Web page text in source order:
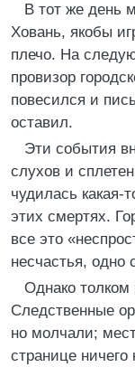
В тот же день
Ховань, якобы
плечо. На
провизор
повесился и
оставил.
Эти события
слухов и
чудилась
этих смертях.
все это
несчастья, одно
Однако толком
Следственные
но молчали;
странице ничего